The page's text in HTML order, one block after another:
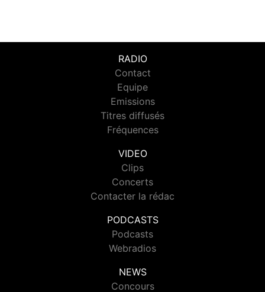
RADIO
Contact
Equipe
Emissions
Titres diffusés
Fréquences
VIDEO
Clips
Concerts
Contacter la rédac
PODCASTS
Podcasts
Webradios
NEWS
Concours